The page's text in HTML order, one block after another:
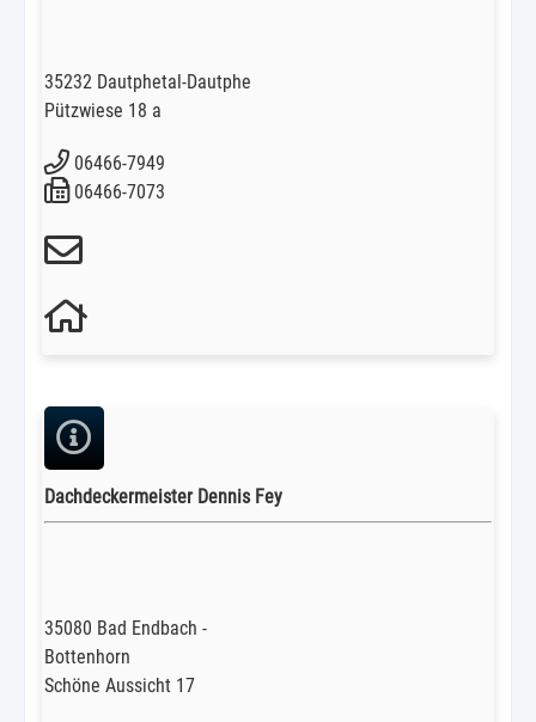
35232 Dautphetal-Dautphe
Pützwiese 18 a
06466-7949
06466-7073
Dachdeckermeister Dennis Fey
35080 Bad Endbach -
Bottenhorn
Schöne Aussicht 17